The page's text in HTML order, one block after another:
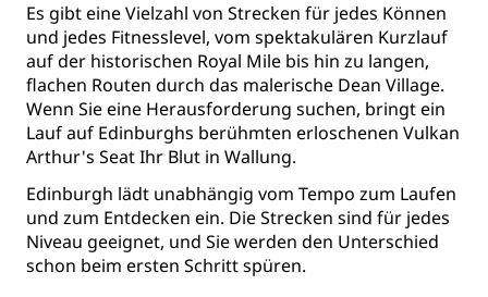
Es gibt eine Vielzahl von Strecken für jedes Können
und jedes Fitnesslevel, vom spektakulären Kurzlauf
auf der historischen Royal Mile bis hin zu langen,
flachen Routen durch das malerische Dean Village.
Wenn Sie eine Herausforderung suchen, bringt ein
Lauf auf Edinburghs berühmten erloschenen Vulkan
Arthur's Seat Ihr Blut in Wallung.
Edinburgh lädt unabhängig vom Tempo zum Laufen
und zum Entdecken ein. Die Strecken sind für jedes
Niveau geeignet, und Sie werden den Unterschied
schon beim ersten Schritt spüren.